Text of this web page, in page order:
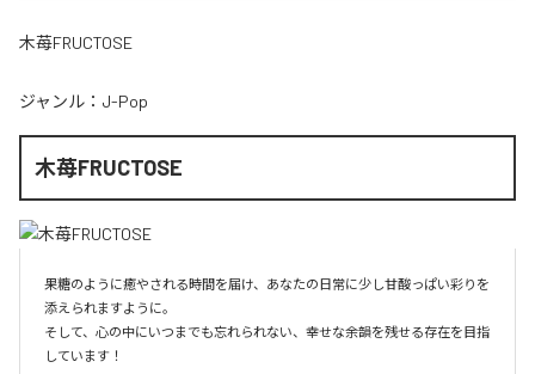
木苺FRUCTOSE
ジャンル： J-Pop
木苺FRUCTOSE
果糖のように癒やされる時間を届け、あなたの日常に少し甘酸っぱい彩りを
添えられますように。
そして、心の中にいつまでも忘れられない、幸せな余韻を残せる存在を目指
しています！